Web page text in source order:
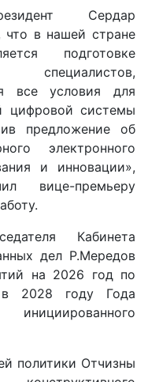
Сердар
что в нашей стране
подготовке
специалистов,
все условия для
цифровой системы
предложение об
электронного
и инновации»,
вице-премьеру
Кабинета
дел Р.Мередов
на 2026 год по
в 2028 году Года
политики Отчизны